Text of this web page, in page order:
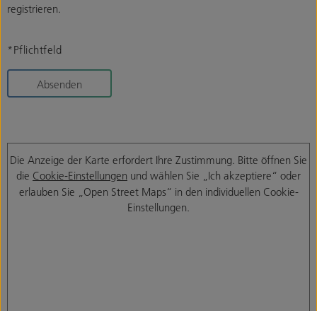
registrieren.
*Pflichtfeld
Absenden
Die Anzeige der Karte erfordert Ihre Zustimmung. Bitte öffnen Sie
die Cookie-Einstellungen und wählen Sie „Ich akzeptiere“ oder
erlauben Sie „Open Street Maps“ in den individuellen Cookie-
Einstellungen.